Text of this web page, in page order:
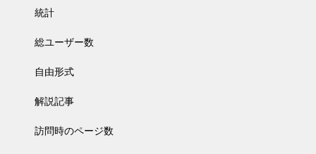
統計
総ユーザー数
自由形式
解説記事
訪問時のページ数